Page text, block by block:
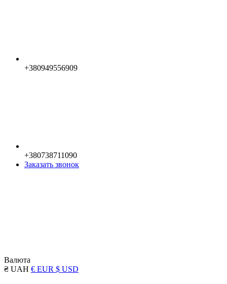
+380949556909
+380738711090
Заказать звонок
Валюта
₴ UAH € EUR $ USD